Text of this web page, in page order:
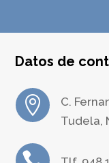
Datos de

C.
Tudela,